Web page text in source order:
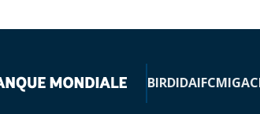
BIRDIDAIFCMIGA